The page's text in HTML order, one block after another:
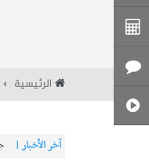
الرئيسية
آخر الأخبار |